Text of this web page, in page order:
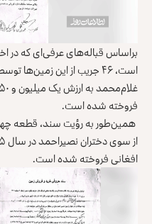
براساس قباله‌های عرفی‌ای که در
است، ۴۶ جریب از این
فروخته شده است.
افغانی فروخته شده است.